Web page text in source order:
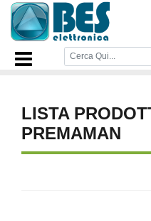
Home Page/
premaman/
LISTA
PREMAMAN